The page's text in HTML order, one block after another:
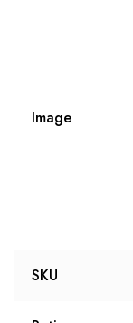
Image
SKU